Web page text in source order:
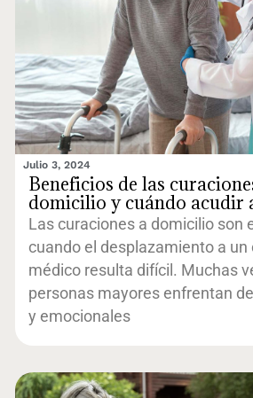
Julio 3, 2024
Beneficios de las
domicilio y cuándo acudir
Las curaciones a domicilio son
cuando el desplazamiento a un
médico resulta difícil. Muchas
personas mayores enfrentan
y emocionales